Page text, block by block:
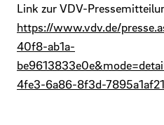
Link zur VDV-
https://www.vdv.de/
40f8-ab1a-
4fe3-6a86-8f3d-